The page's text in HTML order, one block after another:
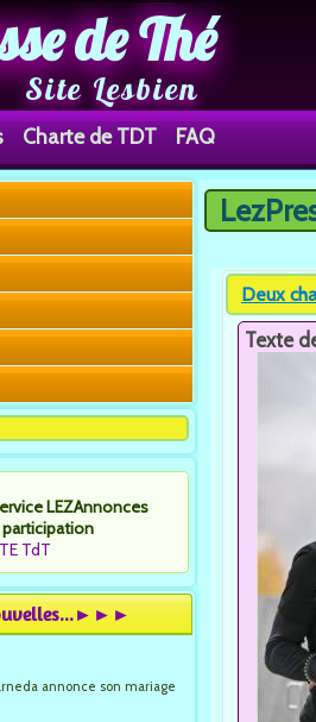
de Thé
Site Lesbien
Charte de TDT FAQ
LEZAnnonces
participation
TdT
annonce son mariage
Vous êtes
Deux
Texte